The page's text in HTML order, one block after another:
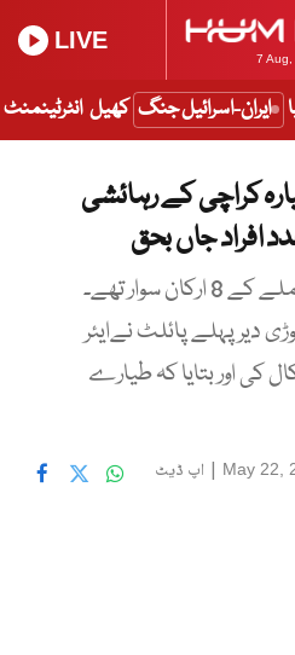
7 Aug,
LIVE
ایران-اسرائیل جنگ کھیل انٹرٹینمنٹ
کراچی کے رہائشی
افراد جاں بحق
طیارے میں99مسافر اور عملے کے 8 ارکان سوار تھے۔
دیر پہلے پائلٹ نےایئر
کی اور بتایا کہ طیارے
May 22,
| اپ ڈیٹ